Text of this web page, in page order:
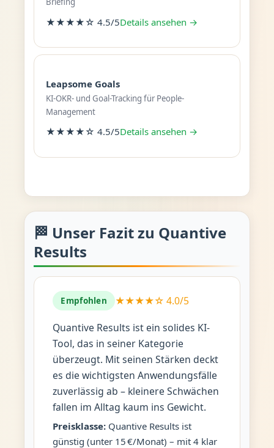
★★★★☆ 4.5/5Details ansehen →
Leapsome Goals
KI-OKR- und Goal-Tracking für People-
Management
★★★★☆ 4.5/5Details ansehen →
🏁 Unser Fazit zu Quantive
Results
Empfohlen ★★★★☆ 4.0/5
Quantive Results ist ein solides KI-
Tool, das in seiner Kategorie
überzeugt. Mit seinen Stärken deckt
es die wichtigsten Anwendungsfälle
zuverlässig ab – kleinere Schwächen
fallen im Alltag kaum ins Gewicht.
Preisklasse:Quantive Results ist
günstig (unter 15 €/Monat) – mit 4 klar